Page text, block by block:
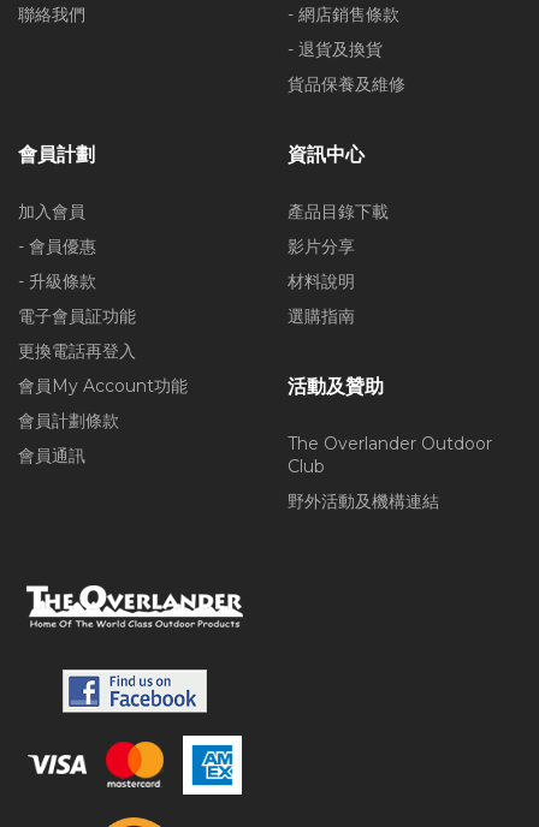
聯絡我們
- 網店銷售條款
- 退貨及換貨
貨品保養及維修
會員計劃
加入會員
- 會員優惠
- 升級條款
電子會員証功能
更換電話再登入
會員My Account功能
會員計劃條款
會員通訊
資訊中心
產品目錄下載
影片分享
材料說明
選購指南
活動及贊助
The Overlander Outdoor
Club
野外活動及機構連結